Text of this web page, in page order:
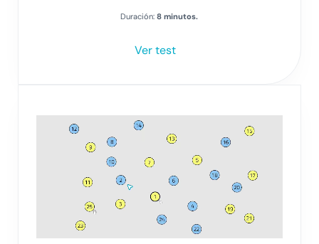
Duración:8 minutos.
Ver test